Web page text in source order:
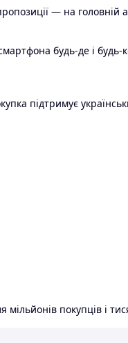
— на головній
будь-де і будь-
підтримує
покупців і